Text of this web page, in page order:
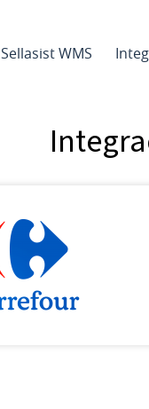
Sellasist WMS